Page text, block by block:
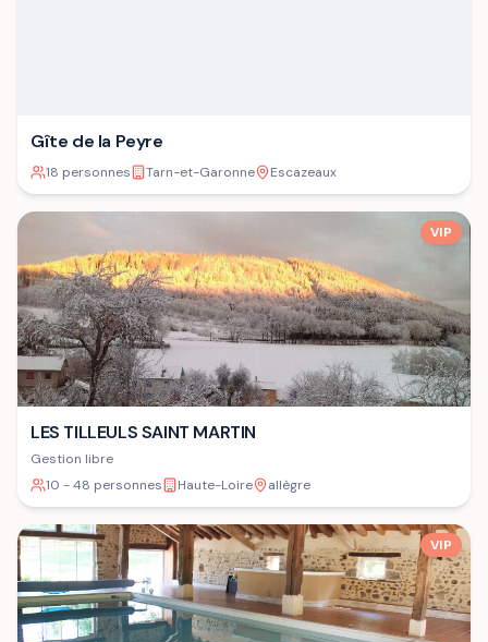
Gîte de la Peyre
18 personnes Tarn-et-Garonne Escazeaux
VIP
LES TILLEULS SAINT MARTIN
Gestion libre
10 - 48 personnes
Haute-Loire allègre
VIP